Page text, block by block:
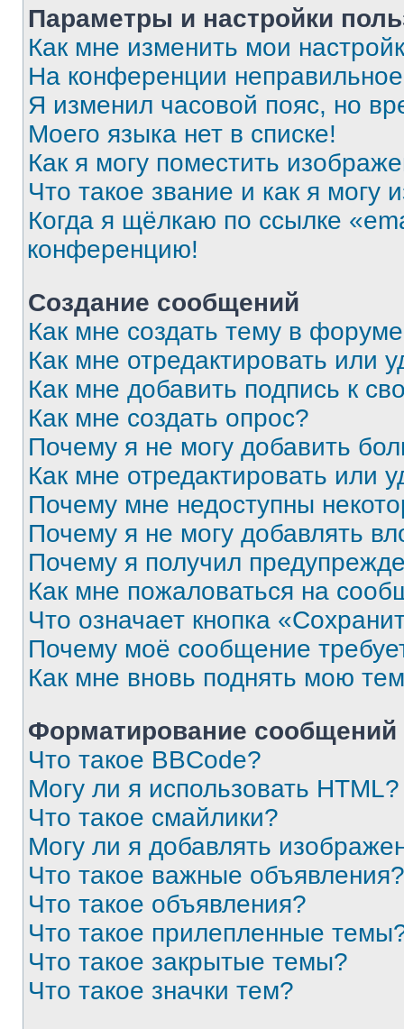
Параметры и настройки
Как мне изменить мои
На конференции
Я изменил часовой пояс, но
Моего языка нет в списке!
Как я могу поместить
Что такое звание и как я могу
Когда я щёлкаю по ссылке
конференцию!
Создание сообщений
Как мне создать тему в
Как мне отредактировать или
Как мне добавить подпись к
Как мне создать опрос?
Почему я не могу добавить
Как мне отредактировать или
Почему мне недоступны
Почему я не могу добавлять
Почему я получил
Как мне пожаловаться на
Что означает кнопка
Почему моё сообщение
Как мне вновь поднять мою
Форматирование
Что такое BBCode?
Могу ли я использовать HTML?
Что такое смайлики?
Могу ли я добавлять
Что такое важные объявления?
Что такое объявления?
Что такое прилепленные
Что такое закрытые темы?
Что такое значки тем?